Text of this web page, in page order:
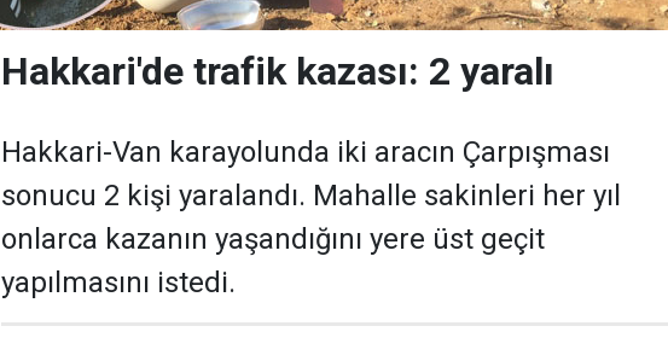
Hakkari'de trafik kazası: 2 yaralı
Hakkari-Van karayolunda iki aracın Çarpışması
sonucu 2 kişi yaralandı. Mahalle sakinleri her yıl
onlarca kazanın yaşandığını yere üst geçit
yapılmasını istedi.